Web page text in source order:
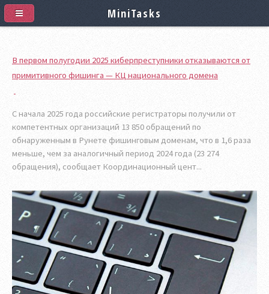
В первом полугодии 2025 киберпреступники отказываются от
примитивного фишинга — КЦ национального домена
С начала 2025 года российские регистраторы получили от
компетентных организаций 13 850 обращений по
обнаруженным в Рунете фишинговым доменам, что в 1,6 раза
меньше, чем за аналогичный период 2024 года (23 274
обращения), сообщает Координационный цент...
MiniTasks